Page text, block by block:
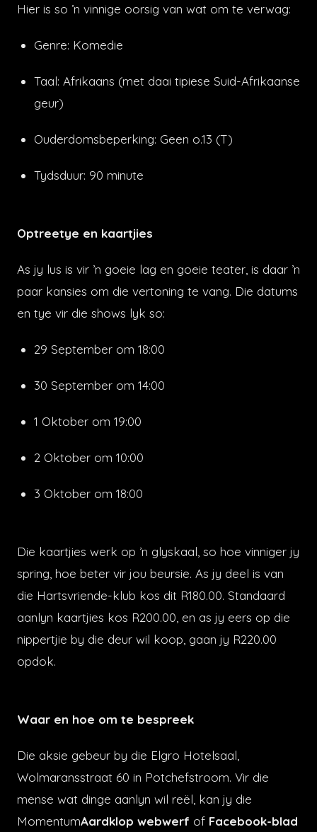
Hier is so ’n vinnige oorsig van wat om te verwag:
Genre: Komedie
Taal: Afrikaans (met daai tipiese Suid-Afrikaanse
geur)
Ouderdomsbeperking: Geen o.13 (T)
Tydsduur: 90 minute
Optreetye en kaartjies
As jy lus is vir ’n goeie lag en goeie teater, is daar ’n
paar kansies om die vertoning te vang. Die datums
en tye vir die shows lyk so:
29 September om 18:00
30 September om 14:00
1 Oktober om 19:00
2 Oktober om 10:00
3 Oktober om 18:00
Die kaartjies werk op ’n glyskaal, so hoe vinniger jy
spring, hoe beter vir jou beursie. As jy deel is van
die Hartsvriende-klub kos dit R180.00. Standaard
aanlyn kaartjies kos R200.00, en as jy eers op die
nippertjie by die deur wil koop, gaan jy R220.00
opdok.
Waar en hoe om te bespreek
Die aksie gebeur by die Elgro Hotelsaal,
Wolmaransstraat 60 in Potchefstroom. Vir die
mense wat dinge aanlyn wil reël, kan jy die
MomentumAardklop webwerf of Facebook-blad